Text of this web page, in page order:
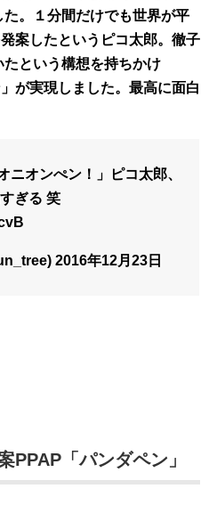
。１分間だけでも世界が平
案したというピコ太郎。徹子
という構想を持ちかけ
が実現しました。最高に面白
ニオンぺン！」ピコ太郎、
ぎる 笑
2016年12月23日
PPAP「パンダペン」